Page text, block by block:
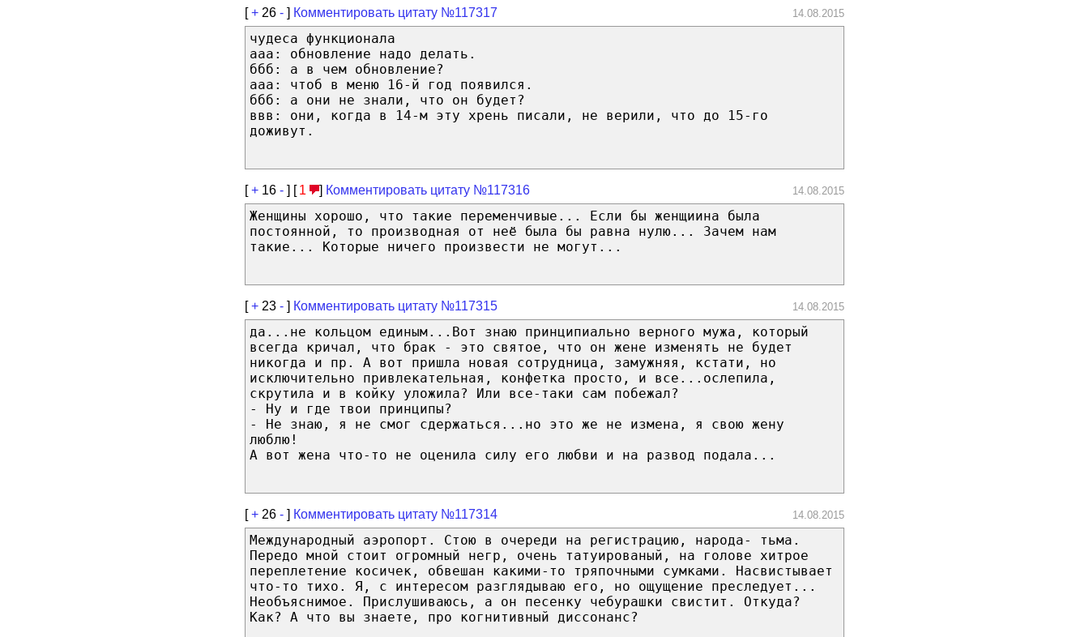
[+ 26 - ] Комментировать цитату №117317 14.08.2015
чудеса функционала
ааа: обновление надо делать.
ббб: а в чем обновление?
ааа: чтоб в меню 16-й год появился.
ббб: а они не знали, что он будет?
ввв: они, когда в 14-м эту хрень писали, не верили, что до 15-го
доживут.
[+ 16 - ] [ 1 ] Комментировать цитату №117316 14.08.2015
Женщины хорошо, что такие переменчивые... Если бы женщиина была
постоянной, то производная от неё была бы равна нулю... Зачем нам
такие... Которые ничего произвести не могут...
[+ 23 - ] Комментировать цитату №117315 14.08.2015
да...не кольцом единым...Вот знаю принципиально верного мужа, который
всегда кричал, что брак - это святое, что он жене изменять не будет
никогда и пр. А вот пришла новая сотрудница, замужняя, кстати, но
исключительно привлекательная, конфетка просто, и все...ослепила,
скрутила и в койку уложила? Или все-таки сам побежал?
- Ну и где твои принципы?
- Не знаю, я не смог сдержаться...но это же не измена, я свою жену
люблю!
А вот жена что-то не оценила силу его любви и на развод подала...
[+ 26 - ] Комментировать цитату №117314 14.08.2015
Международный аэропорт. Стою в очереди на регистрацию, народа- тьма.
Передо мной стоит огромный негр, очень татуированый, на голове хитрое
переплетение косичек, обвешан какими-то тряпочными сумками. Насвистывает
что-то тихо. Я, с интересом разглядываю его, но ощущение преследует...
Необъяснимое. Прислушиваюсь, а он песенку чебурашки свистит. Откуда?
Как? А что вы знаете, про когнитивный диссонанс?